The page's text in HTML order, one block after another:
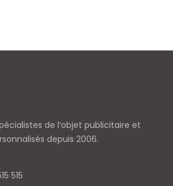
de l’objet publicitaire et
depuis 2006.
515